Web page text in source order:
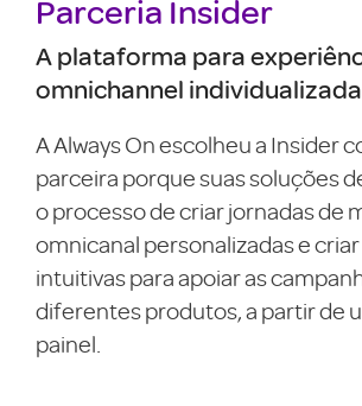
Parceria Insider
A plataforma para
omnichannel
A Always On escolheu a Insider
parceira porque suas soluções
o processo de criar jornadas de
omnicanal personalizadas e
intuitivas para apoiar as
diferentes produtos, a partir de
painel.